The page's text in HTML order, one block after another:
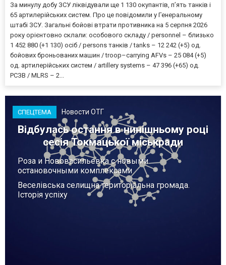
За минулу добу ЗСУ ліквідували ще 1 130 окупантів, пʼять танків і
65 артилерійських систем. Про це повідомили у Генеральному
штабі ЗСУ. Загальні бойові втрати противника на 5 серпня 2026
року орієнтовно склали: особового складу / personnel – близько
1 452 880 (+1 130) осіб / persons танків / tanks – 12 242 (+5) од.
бойових броньованих машин / troop–carrying AFVs – 25 084 (+5)
од. артилерійських систем / artillery systems – 47 396 (+65) од.
РСЗВ / MLRS – 2...
СПЕЦТЕМА Новости ОТГ
Відбулась остання в нинішньому році
сесія Токмацької міськради
Роза и Нововасильевка с новыми
остановочными комплексами
Веселівська селищна територіальна громада.
Історія успіху